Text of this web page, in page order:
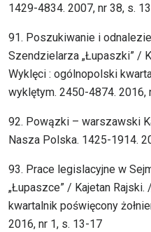
1429-4834. 2007, nr 38, s. 13
91. Poszukiwanie i
Szendzielarza „Łupaszki” /
Wyklęci : ogólnopolski
wyklętym. 2450-4874. 2016,
92. Powązki – warszawski
Nasza Polska. 1425-1914.
93. Prace legislacyjne w
„Łupaszce” / Kajetan
kwartalnik poświęcony
2016, nr 1, s. 13-17